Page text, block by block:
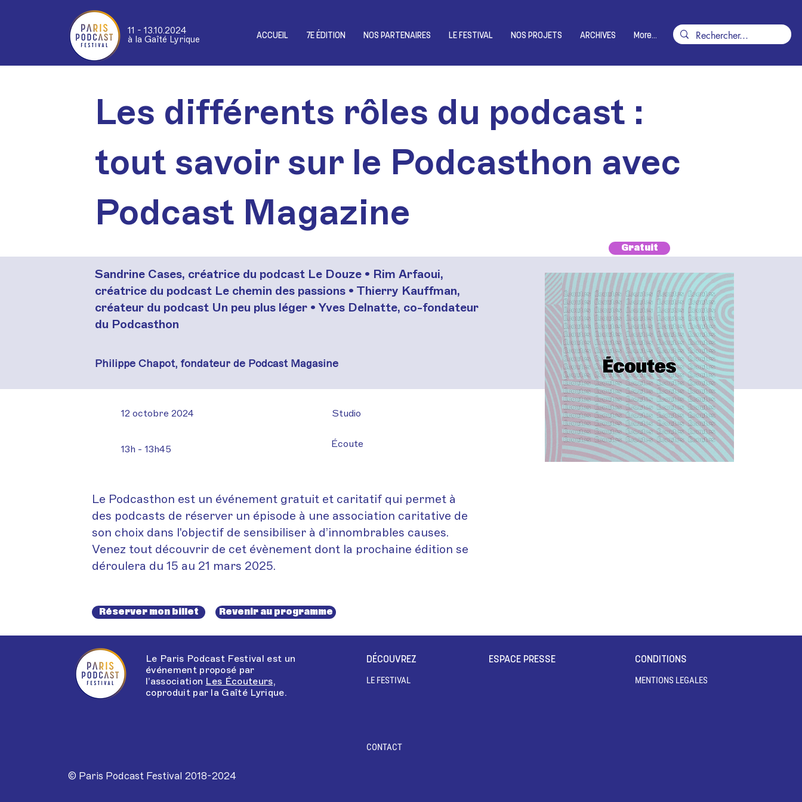
11 - 13.10.2024
à la Gaîté Lyrique
ACCUEIL 7E ÉDITION NOS PARTENAIRES LE FESTIVAL NOS PROJETS ARCHIVES More...
Les différents rôles du podcast :
tout savoir sur le Podcasthon avec
Podcast Magazine
Sandrine Cases, créatrice du podcast Le Douze • Rim Arfaoui,
créatrice du podcast Le chemin des passions • Thierry Kauffman,
créateur du podcast Un peu plus léger • Yves Delnatte, co-fondateur
du Podcasthon
Philippe Chapot, fondateur de Podcast Magasine
Gratuit
12 octobre 2024
13h - 13h45
Écoute
Studio
Le Podcasthon est un événement gratuit et caritatif qui permet à
des podcasts de réserver un épisode à une association caritative de
son choix dans l'objectif de sensibiliser à d’innombrables causes.
Venez tout découvrir de cet évènement dont la prochaine édition se
déroulera du 15 au 21 mars 2025.
Réserver mon billet Revenir au programme
Le Paris Podcast Festival est un
événement proposé par
l’association Les Écouteurs,
coproduit par la Gaîté Lyrique.
DÉCOUVREZ ESPACE PRESSE
LE FESTIVAL
CONDITIONS
MENTIONS LEGALES
CONTACT
© Paris Podcast Festival 2018-2024